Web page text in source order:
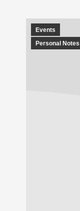
Events
Personal Notes